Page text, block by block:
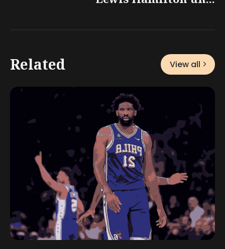
Related View all